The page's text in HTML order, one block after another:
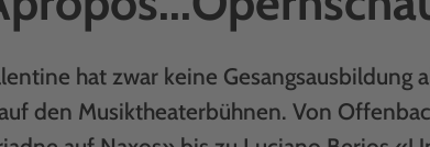
hat zwar keine
den Musiktheaterbühnen. Von